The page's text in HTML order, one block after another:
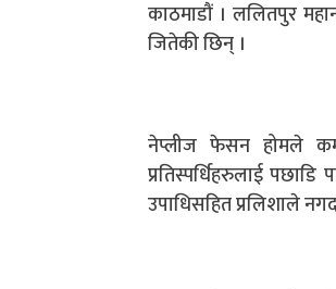
काठमाडौं । ललितपुर
जितेकी छिन् ।
नेप्लीज फेसन होमले
प्रतिस्पर्धिहरुलाई
उपाधिसहित प्रलिशाले